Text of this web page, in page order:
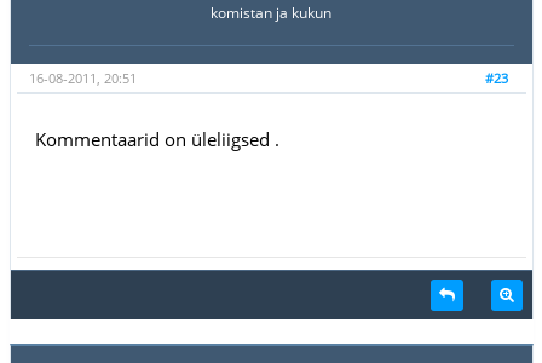
komistan ja kukun
#23
16-08-2011, 20:51
Kommentaarid on üleliigsed .